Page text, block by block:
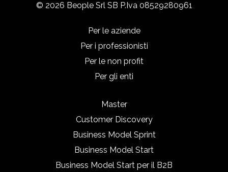
© 2026 Beople Srl SB P.Iva 08529280961
Per le aziende
Per i professionisti
Per le non profit
Per gli enti
Master
Customer Discovery
Business Model Sprint
Business Model Start
Business Model Start per il B2B